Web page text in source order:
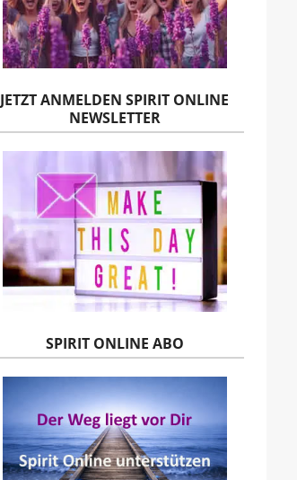
JETZT ANMELDEN SPIRIT ONLINE
NEWSLETTER
SPIRIT ONLINE ABO